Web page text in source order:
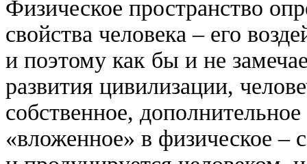
Физическое пространство
свойства человека – его
и поэтому как бы и не
развития цивилизации,
собственное,
«вложенное» в физическое –